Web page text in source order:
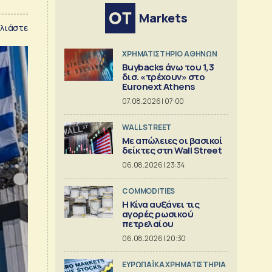
Markets
XΡΗΜΑΤΙΣΤΗΡΙΟ ΑΘΗΝΩΝ
Buybacks άνω του 1,3
δισ. «τρέχουν» στο
Euronext Athens
07.08.2026 | 07:00
WALL STREET
Με απώλειες οι βασικοί
δείκτες στη Wall Street
06.08.2026 | 23:34
COMMODITIES
Η Κίνα αυξάνει τις
αγορές ρωσικού
πετρελαίου
06.08.2026 | 20:30
ΕΥΡΩΠΑΪΚΑ ΧΡΗΜΑΤΙΣΤΗΡΙΑ